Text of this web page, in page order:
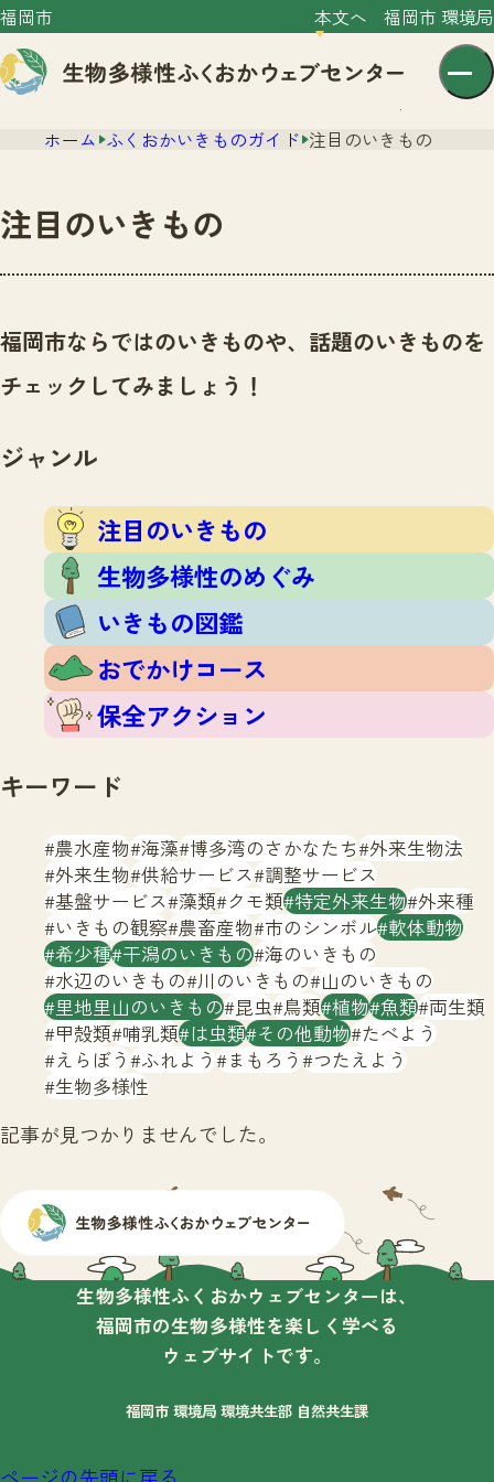
福岡市 本文へ 福岡市 環境局
文字サイズ 小 中 大
センター紹介
センター紹介TOP
サイトポリシー
ニュース
いきものガイド
注目のいきもの
生物多様性のめぐみ
いきもの図鑑
おでかけコース
保全アクション
イベント
いきもの調査隊
調査レポート
調査レポートTOP
調査結果
ふくおかいきものマップ
マッチング
マッチングTOP
掲載申し込みフォーム
お問合せ
生物多様性ふくおかウェブセンターとは
サイトマップ
ホーム ふくおかいきものガイド 注目のいきもの
注目のいきもの
福岡市ならではのいきものや、話題のいきものを
チェックしてみましょう！
ジャンル
注目のいきもの
生物多様性のめぐみ
いきもの図鑑
おでかけコース
保全アクション
キーワード
農水産物 海藻 博多湾のさかなたち 外来生物法
外来生物 供給サービス 調整サービス
基盤サービス 藻類 クモ類 特定外来生物 外来種
いきもの観察 農畜産物 市のシンボル 軟体動物
希少種 干潟のいきもの 海のいきもの
水辺のいきもの 川のいきもの 山のいきもの
里地里山のいきもの 昆虫 鳥類 植物 魚類 両生類
甲殻類 哺乳類 は虫類 その他動物 たべよう
えらぼう ふれよう まもろう つたえよう
生物多様性
記事が見つかりませんでした。
生物多様性ふくおかウェブセンターは、
福岡市の生物多様性を楽しく学べる
ウェブサイトです。
福岡市 環境局 環境共生部 自然共生課